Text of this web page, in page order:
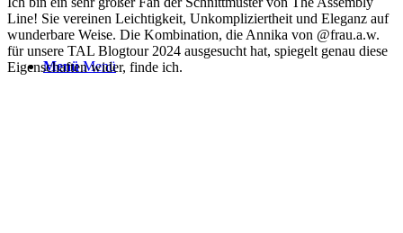
Menü Menü
Line! Sie vereinen Leichtigkeit, Unkompliziertheit und Eleganz auf
wunderbare Weise. Die Kombination, die Annika von @frau.a.w.
für unsere TAL Blogtour 2024 ausgesucht hat, spiegelt genau diese
Eigenschaften wider, finde ich.